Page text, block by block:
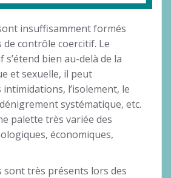
insuffisamment formés
de contrôle coercitif. Le
bien au-delà de la
et sexuelle, il peut
l’isolement, le
systématique, etc.
palette très variée des
économiques,
sont très présents lors des